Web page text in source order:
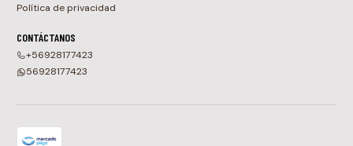
Política de privacidad
CONTÁCTANOS
+56928177423
56928177423